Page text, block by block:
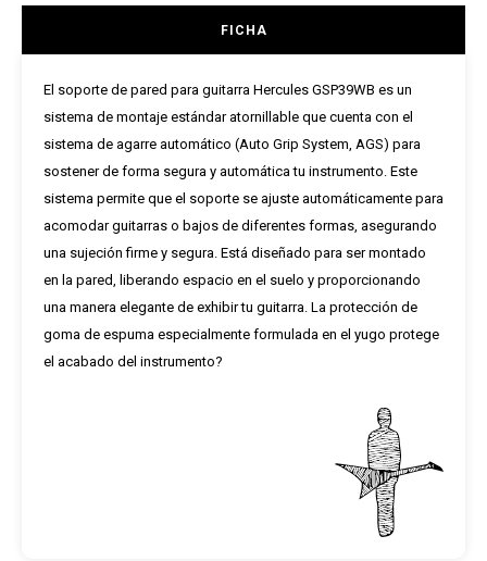
FICHA
El soporte de pared para guitarra Hercules GSP39WB es un
sistema de montaje estándar atornillable que cuenta con el
sistema de agarre automático (Auto Grip System, AGS) para
sostener de forma segura y automática tu instrumento. Este
sistema permite que el soporte se ajuste automáticamente para
acomodar guitarras o bajos de diferentes formas, asegurando
una sujeción firme y segura. Está diseñado para ser montado
en la pared, liberando espacio en el suelo y proporcionando
una manera elegante de exhibir tu guitarra. La protección de
goma de espuma especialmente formulada en el yugo protege
el acabado del instrumento?